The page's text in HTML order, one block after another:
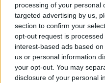
processing of your personal
targeted advertising by us,
section to confirm your
opt-out request is
interest-based ads based
us or personal information
your opt-out. You may
disclosure of your personal